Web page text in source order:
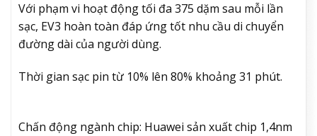
Với phạm vi hoạt động tối đa 375 dặm sau mỗi lần
sạc, EV3 hoàn toàn đáp ứng tốt nhu cầu di chuyển
đường dài của người dùng.
Thời gian sạc pin từ 10% lên 80% khoảng 31 phút.
Chấn động ngành chip: Huawei sản xuất chip 1,4nm